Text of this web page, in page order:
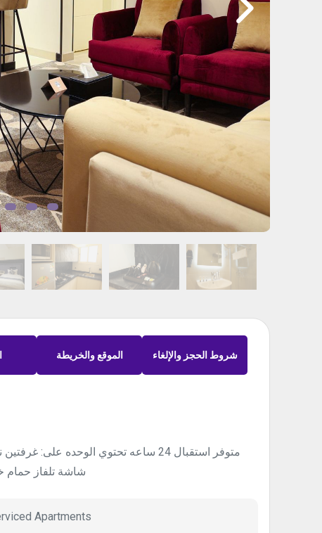
الموقع والخريطة شروط الحجز والإلغاء
متوفر استقبال 24 ساعه تحتوي الوحده
شاشة تلفاز حمام
Apartments